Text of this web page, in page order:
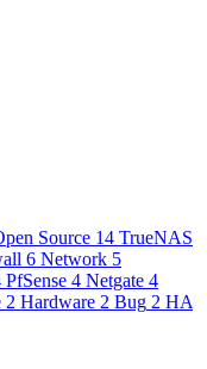
Source 14 TrueNAS
6 Network 5
PfSense 4 Netgate 4
2 Hardware 2 Bug 2 HA